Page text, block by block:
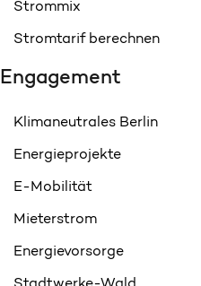
Strommix
Stromtarif berechnen
Engagement
Klimaneutrales Berlin
Energieprojekte
E-Mobilität
Mieterstrom
Energievorsorge